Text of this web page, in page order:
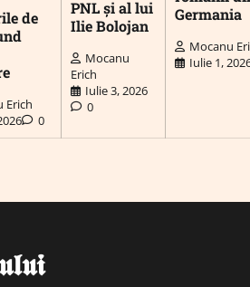
de
Erich
0
PNL și al lui
Ilie Bolojan
Mocanu
Erich
Iulie 3, 2026
0
Germania
Mocanu
Iulie 1,